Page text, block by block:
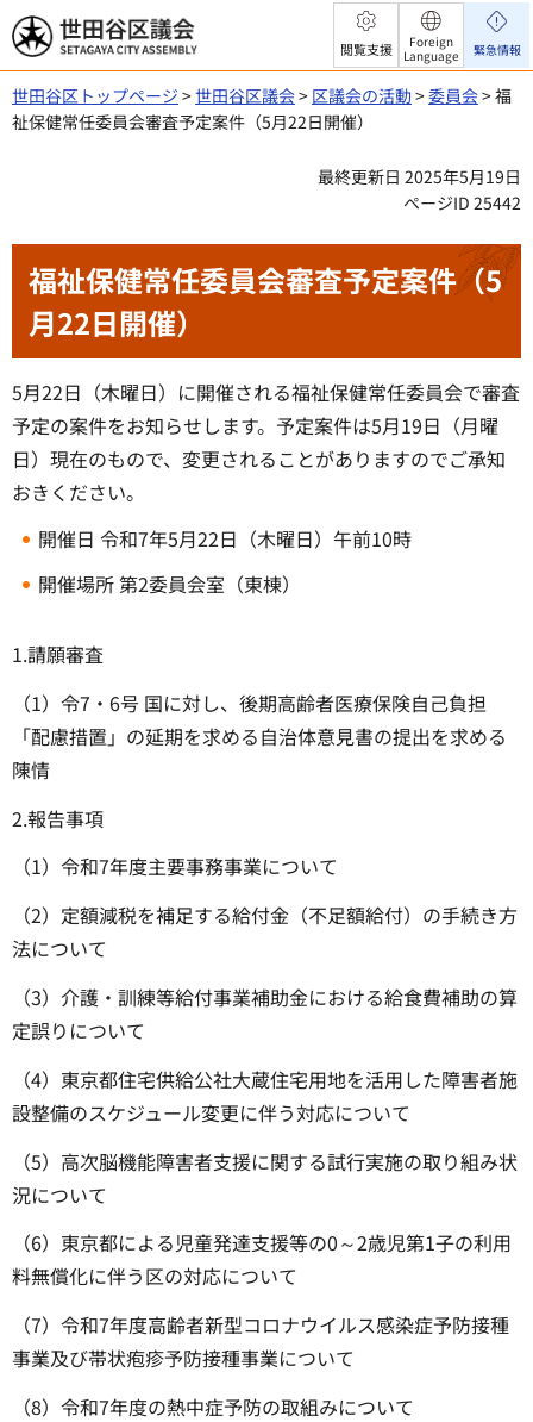
世田谷区議会
閲覧支援
Foreign
Language
緊急情報
世田谷区トップページ >世田谷区議会> 区議会の活動>委員会> 福
祉保健常任委員会審査予定案件（5月22日開催）
最終更新日 2025年5月19日
ページID 25442
福祉保健常任委員会審査予定案件（5
月22日開催）
5月22日（木曜日）に開催される福祉保健常任委員会で審査
予定の案件をお知らせします。予定案件は5月19日（月曜
日）現在のもので、変更されることがありますのでご承知
おきください。
開催日 令和7年5月22日（木曜日）午前10時
開催場所 第2委員会室（東棟）
1.請願審査
（1）令7・6号 国に対し、後期高齢者医療保険自己負担
「配慮措置」の延期を求める自治体意見書の提出を求める
陳情
2.報告事項
（1）令和7年度主要事務事業について
（2）定額減税を補足する給付金（不足額給付）の手続き方
法について
（3）介護・訓練等給付事業補助金における給食費補助の算
定誤りについて
（4）東京都住宅供給公社大蔵住宅用地を活用した障害者施
設整備のスケジュール変更に伴う対応について
（5）高次脳機能障害者支援に関する試行実施の取り組み状
況について
（6）東京都による児童発達支援等の0～2歳児第1子の利用
料無償化に伴う区の対応について
（7）令和7年度高齢者新型コロナウイルス感染症予防接種
事業及び帯状疱疹予防接種事業について
（8）令和7年度の熱中症予防の取組みについて